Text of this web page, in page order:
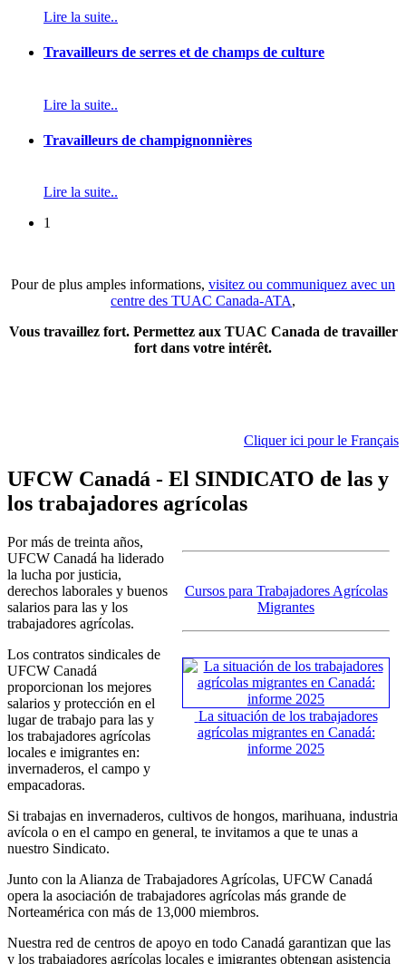
Lire la suite..
Travailleurs de serres et de champs de culture
Lire la suite..
Travailleurs de champignonnières
Lire la suite..
1
Pour de plus amples informations, visitez ou communiquez avec un
centre des TUAC Canada-ATA,
Vous travaillez fort. Permettez aux TUAC Canada de travailler
fort dans votre intérêt.
Cliquer ici pour le Français
UFCW Canadá - El SINDICATO de las y
los trabajadores agrícolas
Cursos para Trabajadores Agrícolas
Migrantes
La situación de los trabajadores
agrícolas migrantes en Canadá:
informe 2025
Por más de treinta años,
UFCW Canadá ha liderado
la lucha por justicia,
derechos laborales y buenos
salarios para las y los
trabajadores agrícolas.
Los contratos sindicales de
UFCW Canadá
proporcionan los mejores
salarios y protección en el
lugar de trabajo para las y
los trabajadores agrícolas
locales e imigrantes en:
invernaderos, el campo y
empacadoras.
Si trabajas en invernaderos, cultivos de hongos, marihuana, industria
avícola o en el campo en general, te invitamos a que te unas a
nuestro Sindicato.
Junto con la Alianza de Trabajadores Agrícolas, UFCW Canadá
opera la asociación de trabajadores agrícolas más grande de
Norteamérica con más de 13,000 miembros.
Nuestra red de centros de apoyo en todo Canadá garantizan que las
y los trabajadores agrícolas locales e imigrantes obtengan asistencia